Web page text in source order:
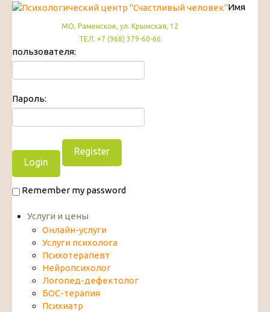
МО, Раменское, ул. Крымская, 12
ТЕЛ. +7 (968) 379-60-66
Имя
пользователя:
Пароль:
Register
Remember my password
Услуги и цены
Онлайн-услуги
Услуги психолога
Психотерапевт
Нейропсихолог
Логопед-дефектолог
БОС-терапия
Психиатр